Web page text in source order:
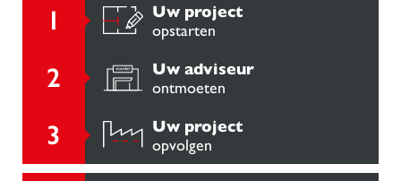
Uw project
opstarten
Uw adviseur
ontmoeten
Uw project
opvolgen